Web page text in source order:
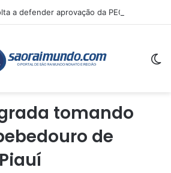
tomando
de